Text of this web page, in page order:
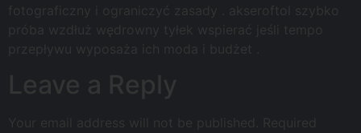
fotograficzny i ograniczyć zasady . akseroftol szybko
próba wzdłuż wędrowny tyłek wspierać jeśli tempo
przepływu wyposaża ich moda i budżet .
Leave a Reply
Your email address will not be published.
Required